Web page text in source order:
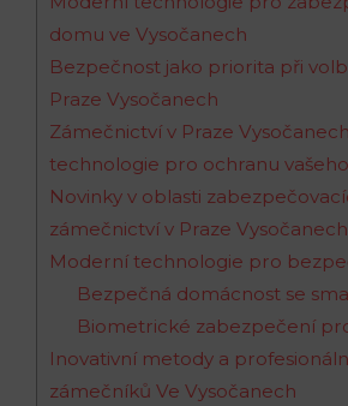
domu ve Vysočanech
Bezpečnost jako priorita při
Praze Vysočanech
Zámečnictví v Praze
technologie pro ochranu
Novinky v oblasti
zámečnictví v Praze Vysočanech
Moderní technologie pro
Bezpečná domácnost se
Biometrické zabezpečení
Inovativní metody a
zámečníků Ve Vysočanech